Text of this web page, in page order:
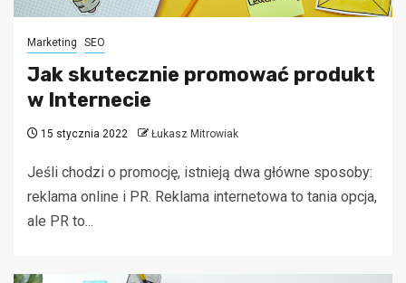
Marketing SEO
Jak skutecznie promować produkt
w Internecie
15 stycznia 2022 Łukasz Mitrowiak
Jeśli chodzi o promocję, istnieją dwa główne sposoby:
reklama online i PR. Reklama internetowa to tania opcja,
ale PR to...